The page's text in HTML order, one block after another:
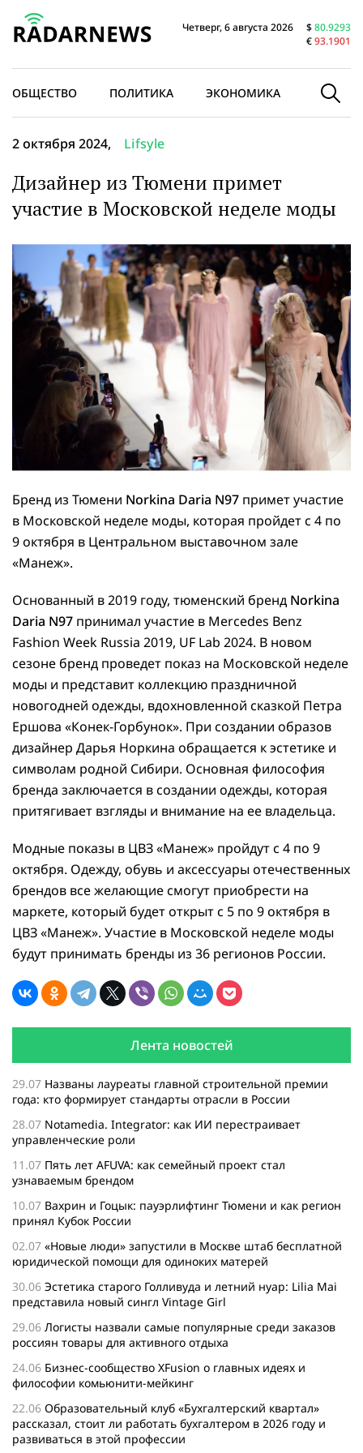
Четверг, 6 августа 2026 $80.9293
€93.1901
ОБЩЕСТВО ПОЛИТИКА ЭКОНОМИКА В МИРЕ
2 октября 2024, Lifsyle
Дизайнер из Тюмени примет
участие в Московской неделе моды
Бренд из Тюмени Norkina Daria N97 примет участие
в Московской неделе моды, которая пройдет с 4 по
9 октября в Центральном выставочном зале
«Манеж».
Основанный в 2019 году, тюменский бренд Norkina
Daria N97 принимал участие в Mercedes Benz
Fashion Week Russia 2019, UF Lab 2024. В новом
сезоне бренд проведет показ на Московской неделе
моды и представит коллекцию праздничной
новогодней одежды, вдохновленной сказкой Петра
Ершова «Конек-Горбунок». При создании образов
дизайнер Дарья Норкина обращается к эстетике и
символам родной Сибири. Основная философия
бренда заключается в создании одежды, которая
притягивает взгляды и внимание на ее владельца.
Модные показы в ЦВЗ «Манеж» пройдут с 4 по 9
октября. Одежду, обувь и аксессуары отечественных
брендов все желающие смогут приобрести на
маркете, который будет открыт с 5 по 9 октября в
ЦВЗ «Манеж». Участие в Московской неделе моды
будут принимать бренды из 36 регионов России.
Лента новостей
29.07 Названы лауреаты главной строительной премии
года: кто формирует стандарты отрасли в России
28.07 Notamedia. Integrator: как ИИ перестраивает
управленческие роли
11.07 Пять лет AFUVA: как семейный проект стал
узнаваемым брендом
10.07 Вахрин и Гоцык: пауэрлифтинг Тюмени и как регион
принял Кубок России
02.07 «Новые люди» запустили в Москве штаб бесплатной
юридической помощи для одиноких матерей
30.06 Эстетика старого Голливуда и летний нуар: Lilia Mai
представила новый сингл Vintage Girl
29.06 Логисты назвали самые популярные среди заказов
россиян товары для активного отдыха
24.06 Бизнес-сообщество XFusion о главных идеях и
философии комьюнити-мейкинг
22.06 Образовательный клуб «Бухгалтерский квартал»
рассказал, стоит ли работать бухгалтером в 2026 году и
развиваться в этой профессии